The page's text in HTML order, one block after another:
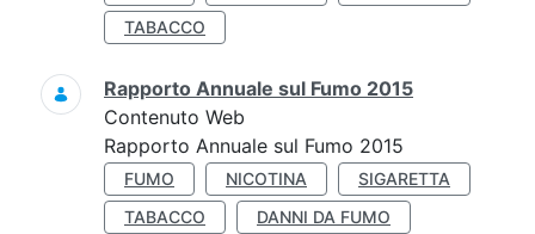
TABACCO
Rapporto Annuale sul Fumo 2015
Contenuto Web
Rapporto Annuale sul Fumo 2015
FUMO NICOTINA
SIGARETTA
TABACCO
DANNI DA FUMO